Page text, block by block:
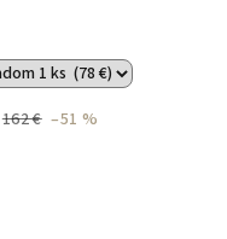
162 € –51 %